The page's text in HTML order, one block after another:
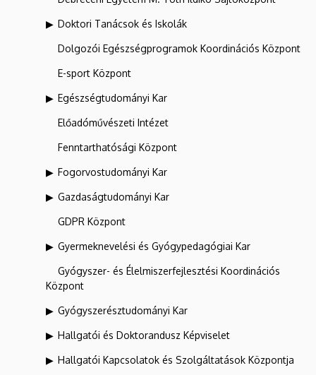
Doktori Tanácsok és Iskolák
Dolgozói Egészségprogramok Koordinációs Központ
E-sport Központ
Egészségtudományi Kar
Előadóművészeti Intézet
Fenntarthatósági Központ
Fogorvostudományi Kar
Gazdaságtudományi Kar
GDPR Központ
Gyermeknevelési és Gyógypedagógiai Kar
Gyógyszer- és Élelmiszerfejlesztési Koordinációs
Központ
Gyógyszerésztudományi Kar
Hallgatói és Doktorandusz Képviselet
Hallgatói Kapcsolatok és Szolgáltatások Központja